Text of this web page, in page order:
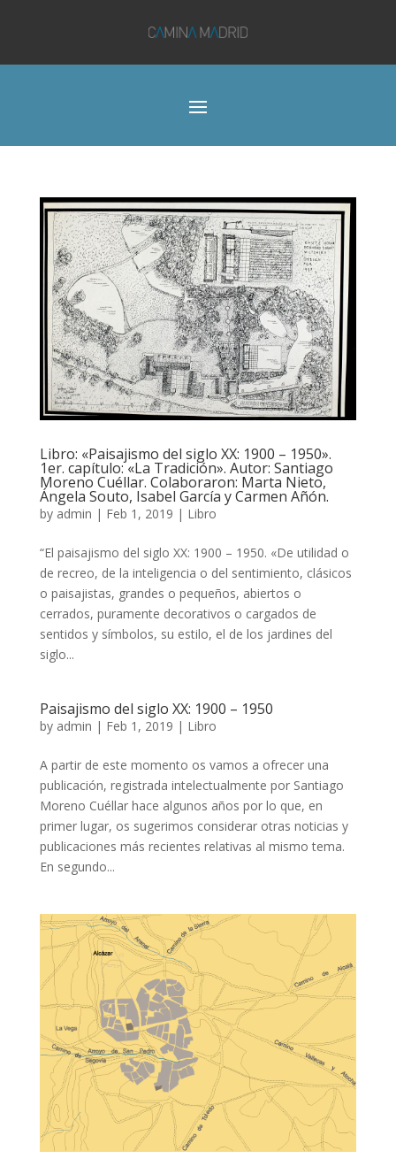
Libro: «Paisajismo del siglo XX: 1900 – 1950».
1er. capítulo: «La Tradición». Autor: Santiago
Moreno Cuéllar. Colaboraron: Marta Nieto,
Ángela Souto, Isabel García y Carmen Añón.
by admin | Feb 1, 2019 | Libro
“El paisajismo del siglo XX: 1900 – 1950. «De utilidad o
de recreo, de la inteligencia o del sentimiento, clásicos
o paisajistas, grandes o pequeños, abiertos o
cerrados, puramente decorativos o cargados de
sentidos y símbolos, su estilo, el de los jardines del
siglo...
Paisajismo del siglo XX: 1900 – 1950
by admin | Feb 1, 2019 | Libro
A partir de este momento os vamos a ofrecer una
publicación, registrada intelectualmente por Santiago
Moreno Cuéllar hace algunos años por lo que, en
primer lugar, os sugerimos considerar otras noticias y
publicaciones más recientes relativas al mismo tema.
En segundo...